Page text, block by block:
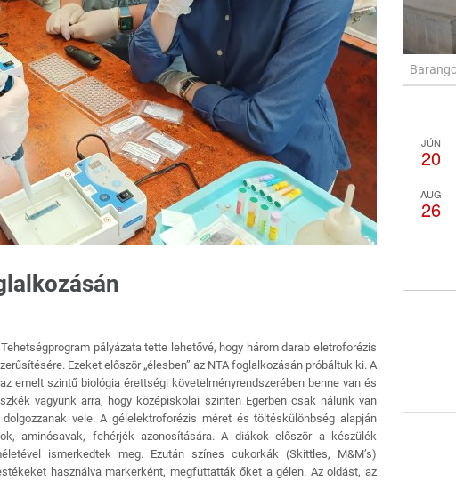
pályázata tette lehetővé, hogy három darab eletroforézis
Ezeket először „élesben” az NTA foglalkozásán próbáltuk ki. A
emelt szintű biológia érettségi követelményrendszerében benne van és
vagyunk arra, hogy középiskolai szinten Egerben csak nálunk van
vele. A gélelektroforézis méret és töltéskülönbség alapján
aminósavak, fehérjék azonosítására. A diákok először a készülék
ismerkedtek meg. Ezután színes cukorkák (Skittles, M&M’s)
használva markerként, megfuttatták őket a gélen. Az oldást, az
JÚN
20
AUG
26